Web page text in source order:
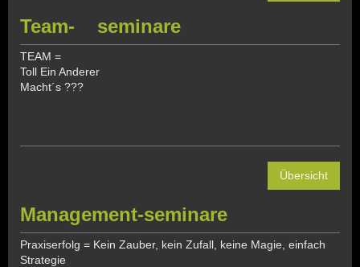
Team- seminare
TEAM =
Toll Ein Anderer
Macht´s ???
Übersicht
Management-seminare
Praxiserfolg = Kein Zauber, kein Zufall, keine Magie, einfach
Strategie